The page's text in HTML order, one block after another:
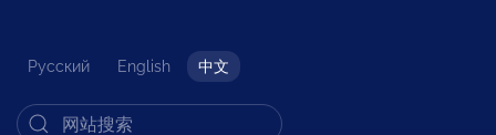
Русский English 中文